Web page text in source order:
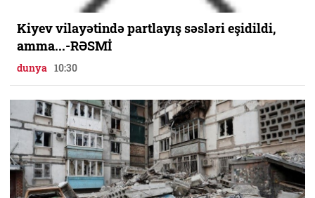
Kiyev vilayətində partlayış səsləri eşidildi,
amma...-RƏSMİ
dunya 10:30